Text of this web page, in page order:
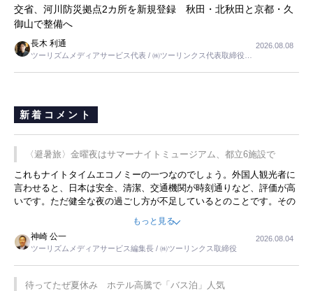
交省、河川防災拠点2カ所を新規登録 秋田・北秋田と京都・久
御山で整備へ
長木 利通
ツーリズムメディアサービス代表 / ㈱ツーリンクス代表取締役社
2026.08.08
新着コメント
〈避暑旅〉金曜夜はサマーナイトミュージアム、都立6施設で
これもナイトタイムエコノミーの一つなのでしょう。外国人観光者に
言わせると、日本は安全、清潔、交通機関が時刻通りなど、評価が高
いです。ただ健全な夜の過ごし方が不足しているとのことです。その
ような意味で、金曜夜にこのようなイベントが行われれば、日本人に
限らず外国人にとっても楽しみが増えるでしょうね。
もっと見る
神崎 公一
ツーリズムメディアサービス編集長 / ㈱ツーリンクス取締役
2026.08.04
待ってたぜ夏休み ホテル高騰で「バス泊」人気